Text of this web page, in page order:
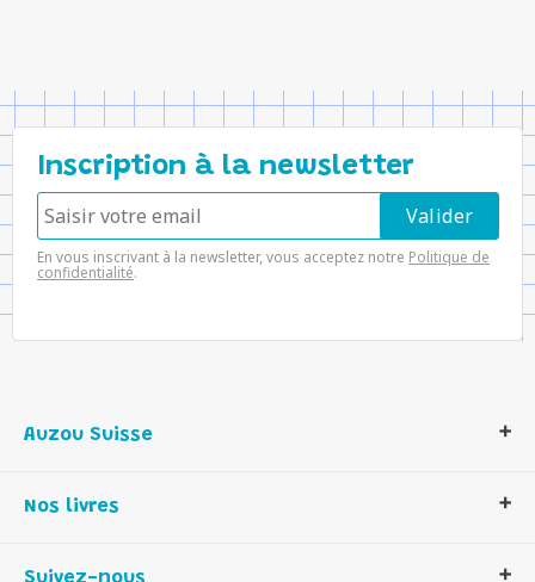
Inscription à la newsletter
En vous inscrivant à la newsletter, vous acceptez notre Politique de
confidentialité.
Auzou Suisse
Notre histoire
Nos livres